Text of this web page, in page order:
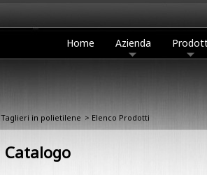
Home Azienda
Taglieri in polietilene > Elenco Prodotti
Catalogo